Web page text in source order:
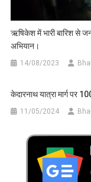
ऋषिकेश में भारी बारिश से
अभियान।
14/08/2023
केदारनाथ यात्रा मार्ग पर
11/05/2024